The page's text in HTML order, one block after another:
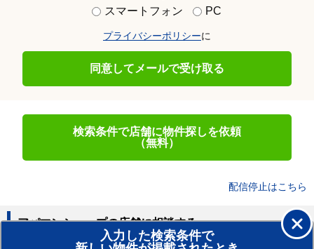
スマートフォン PC
プライバシーポリシーに
同意してメールで受け取る
検索条件で店舗に物件探しを依頼
（無料）
配信停止はこちら
入力した検索条件で
アパマンショップの店舗に相談する